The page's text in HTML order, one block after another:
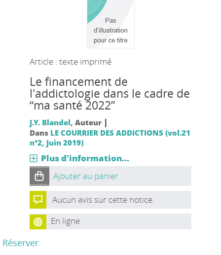
Article : texte imprimé
Le financement de
l'addictologie dans le cadre de
“ma santé 2022”
J.Y. Blandel, Auteur |
Dans LE COURRIER DES ADDICTIONS (vol.21
n°2, Juin 2019)
Plus d'information...
Ajouter au panier
Aucun avis sur cette notice.
En ligne
Réserver